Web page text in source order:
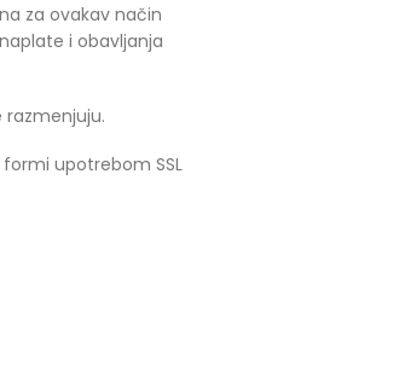
za ovakav način
i obavljanja
razmenjuju.
upotrebom SSL